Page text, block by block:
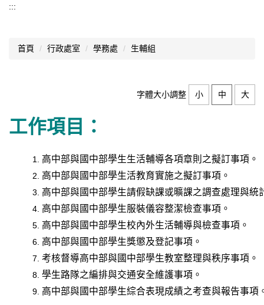
:::
首頁 行政處室 學務處 生輔組
字體大小調整 小 中 大
工作項目：
高中部與國中部學生生活輔導各項章則之擬訂事項。
高中部與國中部學生活教育實施之擬訂事項。
高中部與國中部學生請假缺課或曠課之調查處理與統
高中部與國中部學生服裝儀容整潔檢查事項。
高中部與國中部學生校內外生活輔導與檢查事項。
高中部與國中部學生獎懲及登記事項。
考核督導高中部與國中部學生教室整理與秩序事項。
學生路隊之編排與交通安全維護事項。
高中部與國中部學生綜合表現成績之考查與報告事項